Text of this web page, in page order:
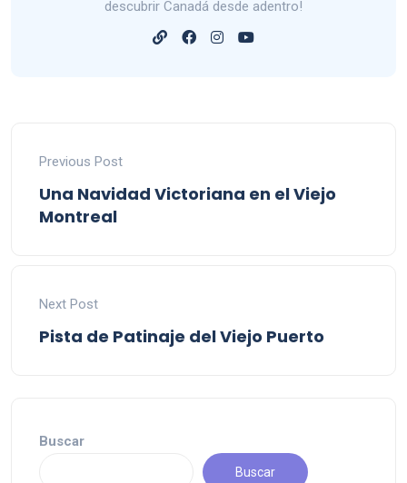
descubrir Canadá desde adentro!
Previous Post
Una Navidad Victoriana en el Viejo
Montreal
Next Post
Pista de Patinaje del Viejo Puerto
Buscar
Buscar